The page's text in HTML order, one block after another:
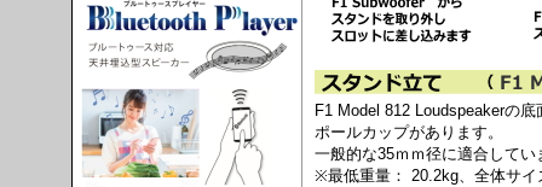
F1 Model 812 Loudspeakerの
ポールカップがあります。
一般的な35ｍｍ径に適合してい
※最低重量： 20.2kg、全体サイ